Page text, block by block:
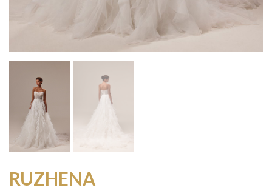
RUZHENA